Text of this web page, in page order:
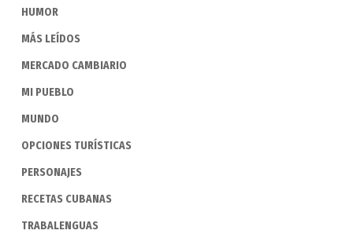
HUMOR
MÁS LEÍDOS
MERCADO CAMBIARIO
MI PUEBLO
MUNDO
OPCIONES TURÍSTICAS
PERSONAJES
RECETAS CUBANAS
TRABALENGUAS